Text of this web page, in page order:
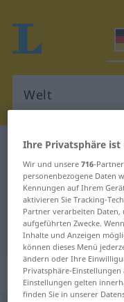
Deutsch-
Deutsch-
"Welt"
"Welt"
„Welt“:
Ihre Privatsphäre
Wir und unsere716-
personenbezogene Daten
Kennungen auf Ihrem
aktivieren Sie Tracking-
Partner verarbeiten Daten,
aufgeführten Zwecke.
Inhalte und Anzeigen
können dieses Menü
ändern oder Ihre
Privatsphäre-
Einstellungen gelten
finden Sie in unserer